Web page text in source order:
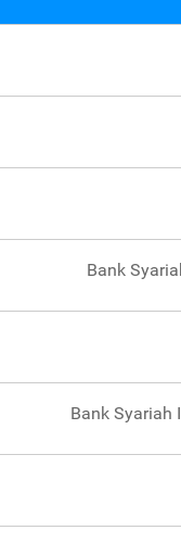
Bank
Bank Syariah